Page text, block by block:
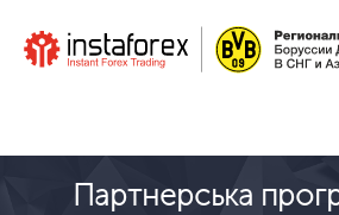
Партнерська